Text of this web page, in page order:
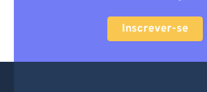
Inscrever-se